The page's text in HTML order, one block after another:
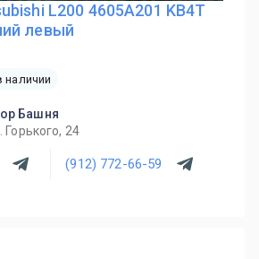
L200 4605A201 KB4T
левый
наличии
Башня
Горького, 24
(912) 772-66-59